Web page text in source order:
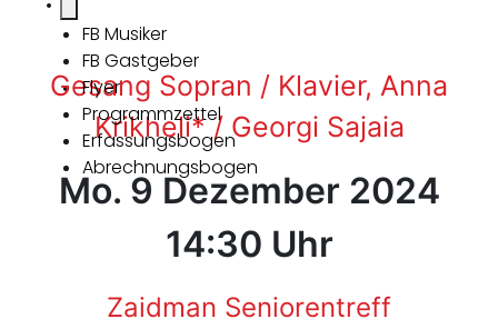
FB Musiker
FB Gastgeber
Flyer
Programmzettel
Erfassungsbogen
Abrechnungsbogen
Gesang Sopran / Klavier, Anna
Krikheli* / Georgi Sajaia
Mo. 9 Dezember 2024
14:30 Uhr
Zaidman Seniorentreff